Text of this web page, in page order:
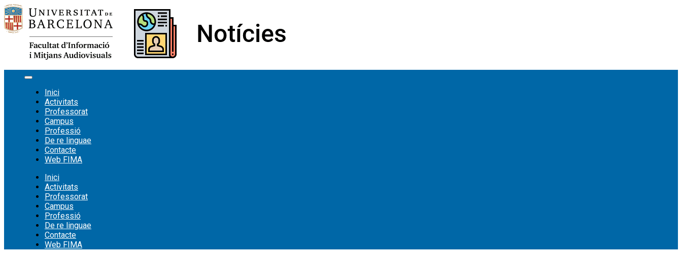
Vés
al
contingut
Inici
Activitats
Professorat
Campus
Professió
De re linguae
Contacte
Web FIMA
Inici
Activitats
Professorat
Campus
Professió
De re linguae
Contacte
Web FIMA